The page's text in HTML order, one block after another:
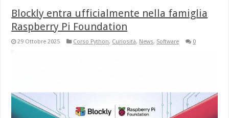
Blockly entra ufficialmente nella famiglia
Raspberry Pi Foundation
29 Ottobre 2025 Corso Python, Curiosità, News, Software 0